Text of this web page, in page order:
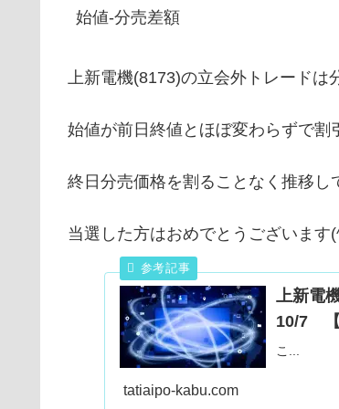
始値-分売差額
上新電機(8173)の立会外トレード
始値が前日終値とほぼ変わらずで割
終日分売価格を割ることなく推移し
当選した方はおめでとうございます
上新電
10/7 【
こ...
tatiaipo-kabu.com